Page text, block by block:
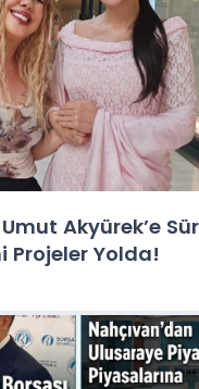
Akyürek’e
Projeler Yolda!